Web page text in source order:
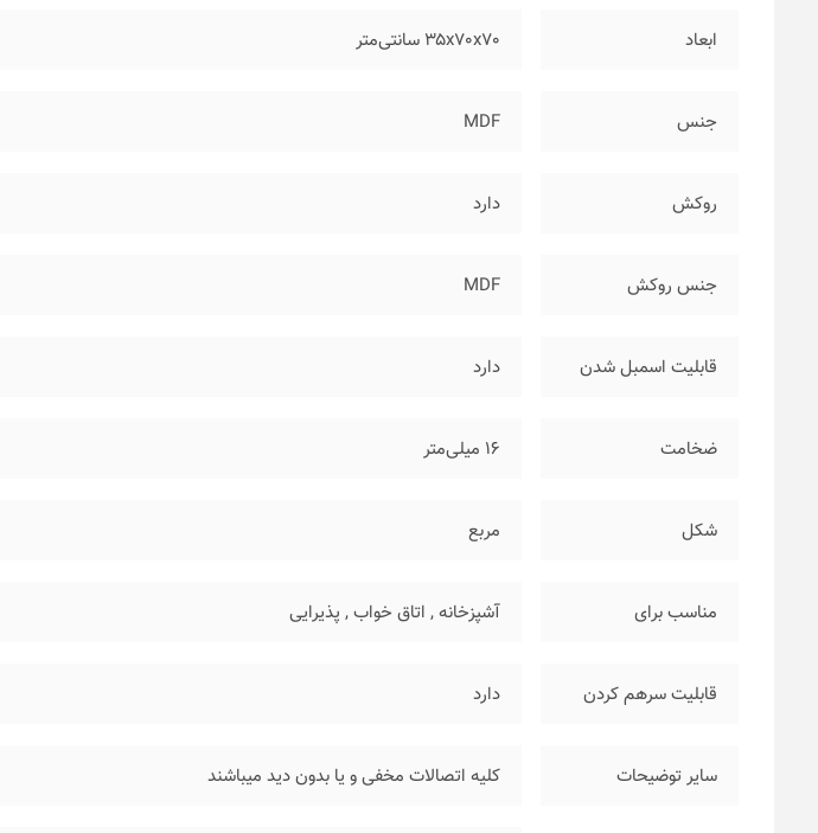
ابعاد ۳۵x70x70 سانتی‌متر
جنس MDF
روکش دارد
جنس روکش MDF
قابلیت اسمبل شدن دارد
ضخامت ۱۶ میلی‌متر
شکل مربع
مناسب برای آشپزخانه, اتاق خواب, پذیرایی
قابلیت سرهم کردن دارد
سایر توضیحات کلیه اتصالات مخفی و یا بدون دید میباشند